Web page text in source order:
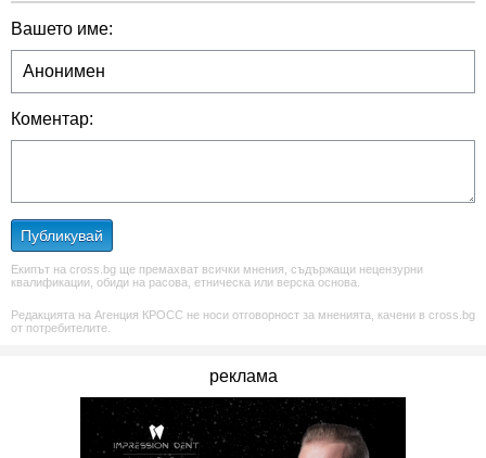
Вашето име:
Коментар:
Публикувай
Екипът на cross.bg ще премахват всички мнения, съдържащи нецензурни
квалификации, обиди на расова, етническа или верска основа.
Редакцията на Агенция КРОСС не носи отговорност за мненията, качени в cross.bg
от потребителите.
реклама